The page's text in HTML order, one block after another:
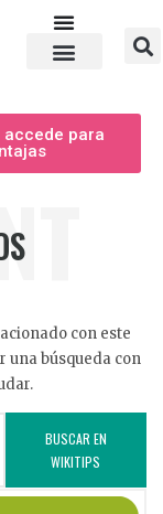
accede para
con este
una búsqueda con
BUSCAR EN
WIKITIPS